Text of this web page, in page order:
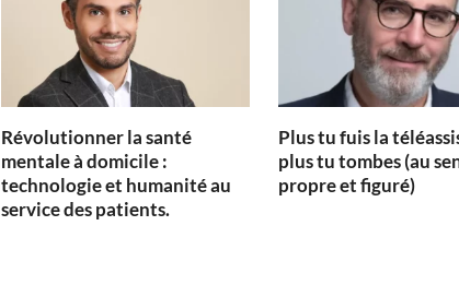
Révolutionner la santé
mentale à domicile :
technologie et humanité au
service des patients.
Plus tu fuis la
plus tu tombes (au
propre et figuré)